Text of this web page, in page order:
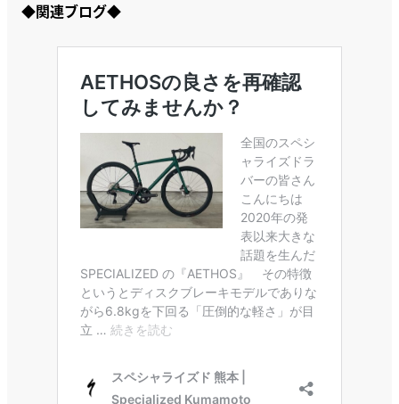
◆関連ブログ◆